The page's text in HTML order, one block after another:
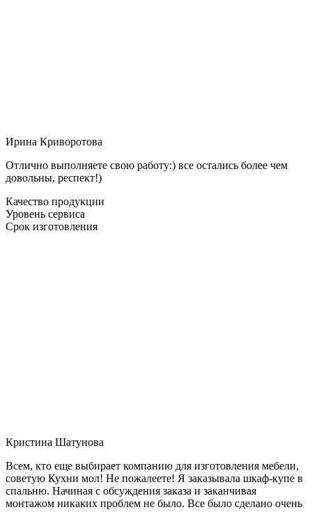
Ирина Криворотова
Отлично выполняете свою работу:) все остались более чем
довольны, респект!)
Качество продукции
Уровень сервиса
Срок изготовления
Кристина Шатунова
Всем, кто еще выбирает компанию для изготовления мебели,
советую Кухни мол! Не пожалеете! Я заказывала шкаф-купе в
спальню. Начиная с обсуждения заказа и заканчивая
монтажом никаких проблем не было. Все было сделано очень